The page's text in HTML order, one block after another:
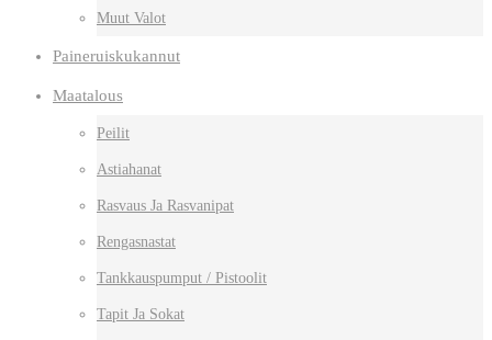
Muut Valot
Paineruiskukannut
Maatalous
Peilit
Astiahanat
Rasvaus Ja Rasvanipat
Rengasnastat
Tankkauspumput / Pistoolit
Tapit Ja Sokat